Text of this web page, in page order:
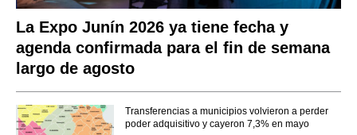
La Expo Junín 2026 ya tiene fecha y
agenda confirmada para el fin de semana
largo de agosto
Transferencias a municipios volvieron a perder
poder adquisitivo y cayeron 7,3% en mayo